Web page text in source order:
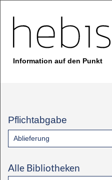
Information auf den Punkt
Pflichtabgabe
Ablieferung
Alle Bibliotheken